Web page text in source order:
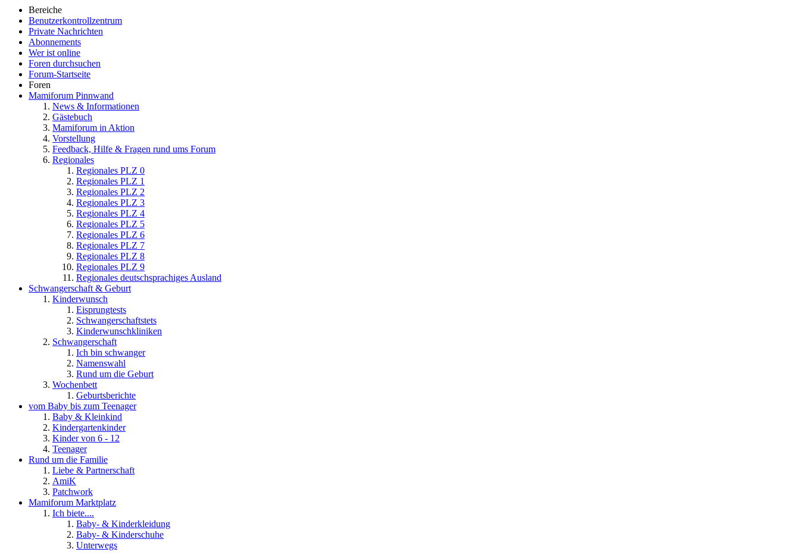
Bereiche
Benutzerkontrollzentrum
Private Nachrichten
Abonnements
Wer ist online
Foren durchsuchen
Forum-Startseite
Foren
Mamiforum Pinnwand
News & Informationen
Gästebuch
Mamiforum in Aktion
Vorstellung
Feedback, Hilfe & Fragen rund ums Forum
Regionales
Regionales PLZ 0
Regionales PLZ 1
Regionales PLZ 2
Regionales PLZ 3
Regionales PLZ 4
Regionales PLZ 5
Regionales PLZ 6
Regionales PLZ 7
Regionales PLZ 8
Regionales PLZ 9
Regionales deutschsprachiges Ausland
Schwangerschaft & Geburt
Kinderwunsch
Eisprungtests
Schwangerschaftstets
Kinderwunschkliniken
Schwangerschaft
Ich bin schwanger
Namenswahl
Rund um die Geburt
Wochenbett
Geburtsberichte
vom Baby bis zum Teenager
Baby & Kleinkind
Kindergartenkinder
Kinder von 6 - 12
Teenager
Rund um die Familie
Liebe & Partnerschaft
AmiK
Patchwork
Mamiforum Marktplatz
Ich biete....
Baby- & Kinderkleidung
Baby- & Kinderschuhe
Unterwegs